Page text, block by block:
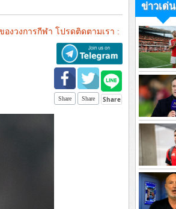
งวงการกีฬา โปรดติดตามเรา :
Share Share
ข่าวเด่น